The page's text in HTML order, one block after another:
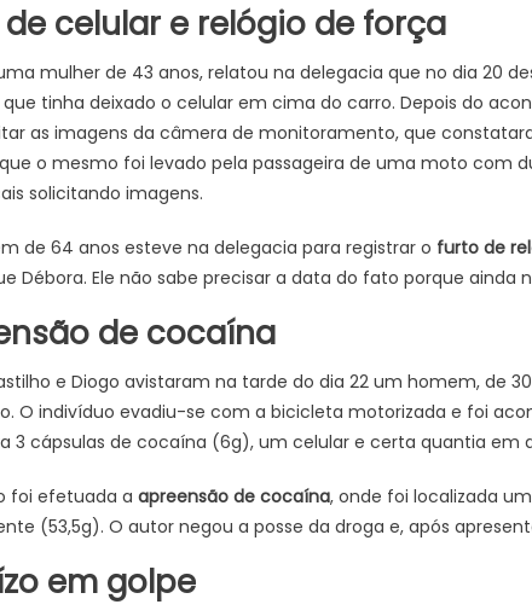
de celular e relógio de força
mulher de 43 anos, relatou na delegacia que no dia 20
tinha deixado o celular em cima do carro. Depois do
as imagens da câmera de monitoramento, que
o mesmo foi levado pela passageira de uma moto com
solicitando imagens.
de 64 anos esteve na delegacia para registrar o furto de
Débora. Ele não sabe precisar a data do fato porque ainda
de cocaína
e Diogo avistaram na tarde do dia 22 um homem, de
O indivíduo evadiu-se com a bicicleta motorizada e foi
3 cápsulas de cocaína (6g), um celular e certa quantia em
foi efetuada a apreensão de cocaína, onde foi localizada
(53,5g). O autor negou a posse da droga e, após
em golpe